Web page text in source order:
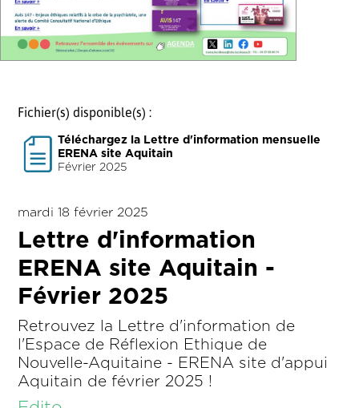
Fichier(s) disponible(s) :
Téléchargez la Lettre d'information mensuelle
ERENA site Aquitain
Février 2025
mardi 18 février 2025
Lettre d'information
ERENA site Aquitain -
Février 2025
Retrouvez la Lettre d'information de
l'Espace de Réflexion Ethique de
Nouvelle-Aquitaine - ERENA site d'appui
Aquitain de février 2025 !